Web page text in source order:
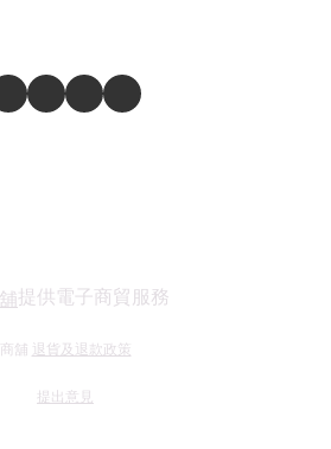
提供電子商貿服務
商舖 退貨及退款政策
提出意見